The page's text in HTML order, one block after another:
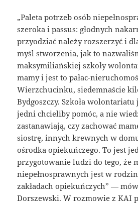
„Paleta potrzeb osób
szeroka i passus: głodnych
przyodziać należy rozszerzyć i
myśl stworzenia, jak to
maksymiliańskiej szkoły
mamy i jest to pałac-
Wierzchucinku, siedemnaście
Bydgoszczy. Szkoła
jedni chcieliby pomóc, a nie
zastanawiają, czy zachować
siostrę, innych krewnych w
ośrodka opiekuńczego. To jest
przygotowanie ludzi do tego, że
niepełnosprawnych jest w
zakładach opiekuńczych” —
Dorszewski. W rozmowie z KAI